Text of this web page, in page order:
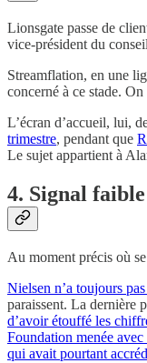
Lionsgate passe de
vice-président du
Streamflation, en une
concerné à ce stade.
L’écran d’accueil, lui,
trimestre, pendant que
Le sujet appartient à
4. Signal
Au moment précis où
Nielsen n’a toujours
paraissent. La dernière
d’avoir étouffé les
Foundation menée
qui avait pourtant